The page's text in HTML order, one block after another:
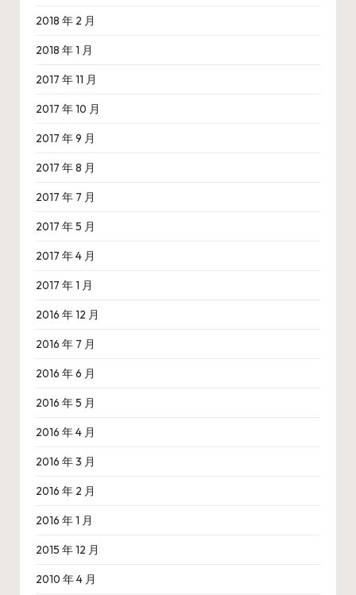
2018 年 2 月
2018 年 1 月
2017 年 11 月
2017 年 10 月
2017 年 9 月
2017 年 8 月
2017 年 7 月
2017 年 5 月
2017 年 4 月
2017 年 1 月
2016 年 12 月
2016 年 7 月
2016 年 6 月
2016 年 5 月
2016 年 4 月
2016 年 3 月
2016 年 2 月
2016 年 1 月
2015 年 12 月
2010 年 4 月